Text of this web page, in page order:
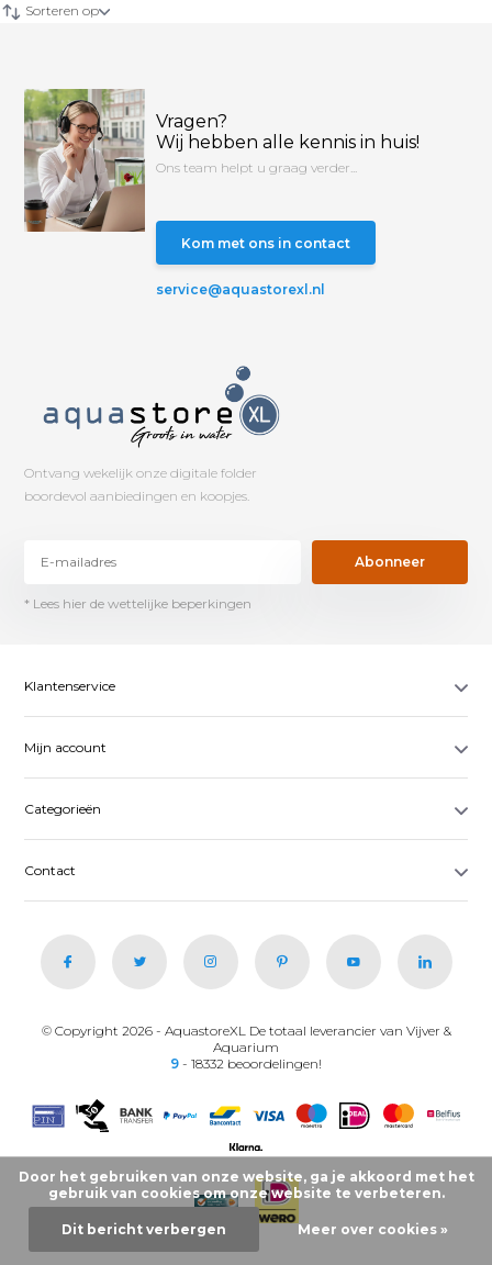
Sorteren op
Vragen?
Wij hebben alle kennis in huis!
Ons team helpt u graag verder...
Kom met ons in contact
service@aquastorexl.nl
Ontvang wekelijk onze digitale folder
boordevol aanbiedingen en koopjes.
Abonneer
* Lees hier de wettelijke beperkingen
Klantenservice
Mijn account
Categorieën
Contact
© Copyright 2026 - AquastoreXL De totaal leverancier van Vijver &
Aquarium
9 - 18332 beoordelingen!
Door het gebruiken van onze website, ga je akkoord met het
gebruik van cookies om onze website te verbeteren.
Dit bericht verbergen Meer over cookies »